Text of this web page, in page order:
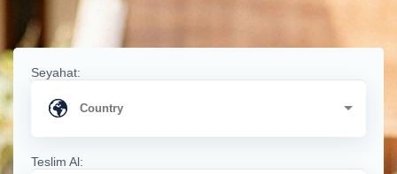
Seyahat:
Teslim Al: